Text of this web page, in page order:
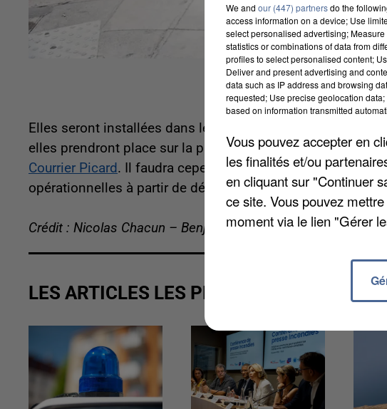
Elles seront installées dans le courant de l'année, et seront
elles prendront place sur la place Daudré, et deux autres
Courrier Picard. Il faudra cependant respecter une limite
opérationnelles à partir de début septembre 2022.
Crédit : Nicolas Chacun – Benjamin Swiniarski
LES ARTICLES LES PLUS VUS
We and our (447) partnersdo the
access information on a device; Use
select personalised advertising;
statistics or combinations of data from
profiles to select personalised content;
Deliver and present advertising and
data such as IP address and browsing
requested; Use precise geolocation
based on information transmitted
Vous pouvez accepter en
les finalités et/ou
en cliquant sur "Continuer
ce site. Vous pouvez
moment via le lien "Gérer